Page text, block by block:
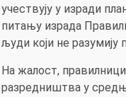
учествују у изради
питању израда
људи који не разумију
На жалост,
разредништва у